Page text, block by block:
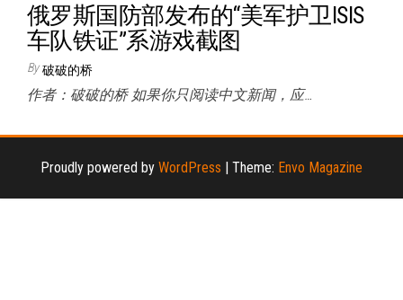
俄罗斯国防部发布的“美军护卫ISIS
车队铁证”系游戏截图
By 破破的桥
作者：破破的桥 如果你只阅读中文新闻，应…
Proudly powered by WordPress | Theme: Envo Magazine